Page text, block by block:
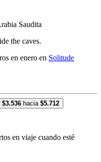
Saudita
the caves.
en enero en Solitude
$3.536 hacia $5.712
en viaje cuando esté